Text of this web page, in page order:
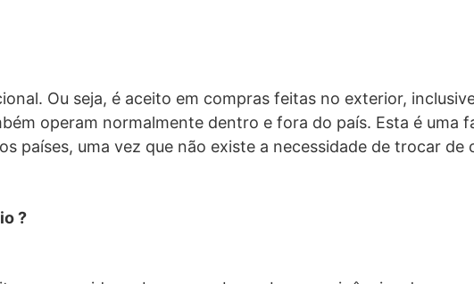
Ou seja, é aceito em compras feitas no exterior,
operam normalmente dentro e fora do país. Esta é uma
países, uma vez que não existe a necessidade de trocar de
?